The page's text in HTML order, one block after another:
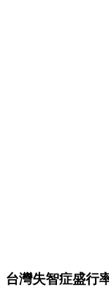
台灣失智症盛行